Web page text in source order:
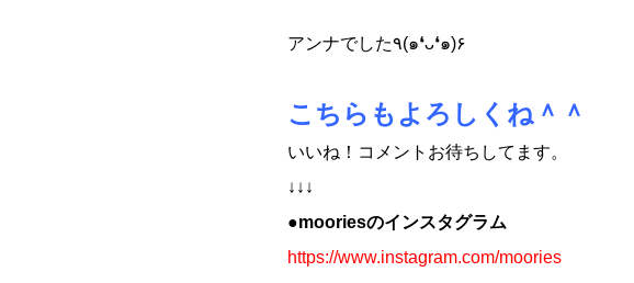
アンナでした٩(๑❛ᴗ❛๑)۶
こちらもよろしくね＾＾
いいね！コメントお待ちしてます。
↓↓↓
●mooriesのインスタグラム
https://www.instagram.com/moories